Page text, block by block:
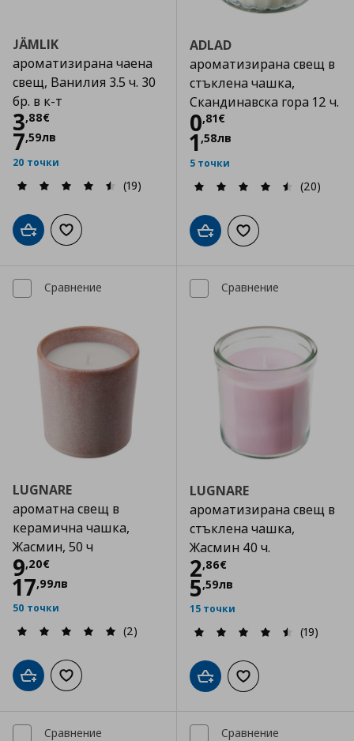
JÄMLIK
ароматизирана чаена
свещ, Ванилия 3.5 ч. 30
бр. в к-т
3,88€
Цена
7,59лв
20 точки
(19)
Добави в кошницата
Добави към списъка с любими
ADLAD
ароматизирана свещ в
стъклена чашка,
Скандинавска гора 12 ч.
0,81€
Цена
1 ,58лв
5 точки
(20)
Добави в кошницата
Добави към
Сравнение
LUGNARE
ароматна свещ в
керамична чашка,
Жасмин, 50 ч
9,20€
Цена
17,99лв
50 точки
(2)
Добави в кошницата
Добави към списъка с любими
Сравнение
LUGNARE
ароматизирана свещ в
стъклена чашка,
Жасмин 40 ч.
2,86€
Цена
5,59лв
15 точки
(19)
Добави в кошницата
Добави към
Сравнение Сравнение